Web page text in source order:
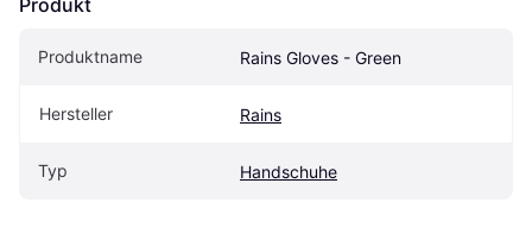
Produkt
Produktname Rains Gloves - Green
Hersteller Rains
Typ Handschuhe